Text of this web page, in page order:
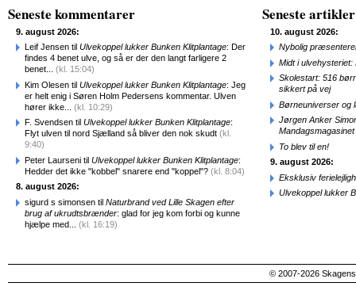
Seneste kommentarer
9. august 2026:
Leif Jensen til Ulvekoppel lukker Bunken Klitplantage: Der
findes 4 benet ulve, og så er der den langt farligere 2
benet... (kl. 15:04)
Kim Olesen til Ulvekoppel lukker Bunken Klitplantage: Jeg
er helt enig i Søren Holm Pedersens kommentar. Ulven
hører ikke... (kl. 10:29)
F. Svendsen til Ulvekoppel lukker Bunken Klitplantage:
Flyt ulven til nord Sjælland så bliver den nok skudt (kl.
9:40)
Peter Laurseni til Ulvekoppel lukker Bunken Klitplantage:
Hedder det ikke "kobbel" snarere end "koppel"? (kl. 8:04)
8. august 2026:
sigurd s simonsen til Naturbrand ved Lille Skagen efter
brug af ukrudtsbrænder: glad for jeg kom forbi og kunne
hjælpe med... (kl. 16:19)
Seneste artikler
10. august 2026:
Nybolig
Midt i
Skolestart: 516
sikkert på vej
Børneuniverser og
Jørgen Anker
Mandagsmagasinet
To blev til en!
9. august 2026:
Eksklusiv
Ulvekoppel lukker
© 2007-2026